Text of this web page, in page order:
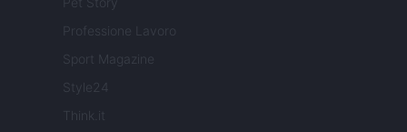
Professione Lavoro
Sport Magazine
Style24
Think.it